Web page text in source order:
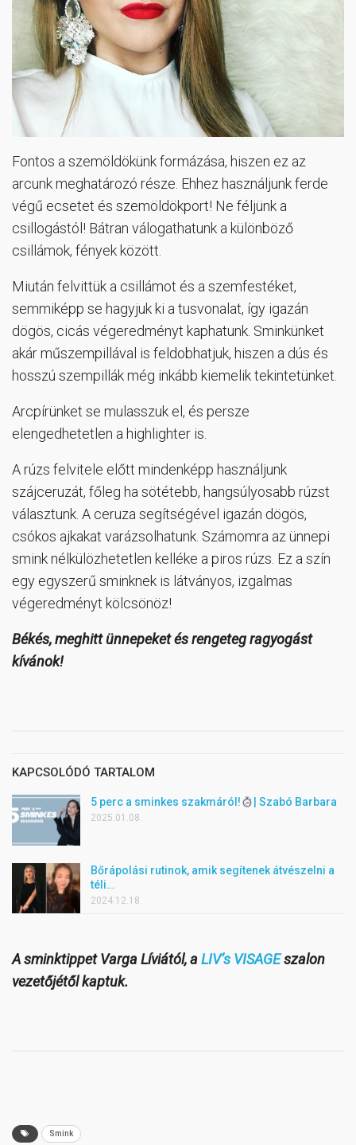
Fontos a szemöldökünk formázása, hiszen ez az
arcunk meghatározó része. Ehhez használjunk ferde
végű ecsetet és szemöldökport! Ne féljünk a
csillogástól! Bátran válogathatunk a különböző
csillámok, fények között.
Miután felvittük a csillámot és a szemfestéket,
semmiképp se hagyjuk ki a tusvonalat, így igazán
dögös, cicás végeredményt kaphatunk. Sminkünket
akár műszempillával is feldobhatjuk, hiszen a dús és
hosszú szempillák még inkább kiemelik tekintetünket.
Arcpírünket se mulasszuk el, és persze
elengedhetetlen a highlighter is.
A rúzs felvitele előtt mindenképp használjunk
szájceruzát, főleg ha sötétebb, hangsúlyosabb rúzst
választunk. A ceruza segítségével igazán dögös,
csókos ajkakat varázsolhatunk. Számomra az ünnepi
smink nélkülözhetetlen kelléke a piros rúzs. Ez a szín
egy egyszerű sminknek is látványos, izgalmas
végeredményt kölcsönöz!
Békés, meghitt ünnepeket és rengeteg ragyogást
kívánok!
KAPCSOLÓDÓ TARTALOM
5 perc a sminkes szakmáról! | Szabó Barbara
2025.01.08.
Bőrápolási rutinok, amik segítenek átvészelni a
téli…
2024.12.18.
A sminktippet Varga Líviától, aLIV’s VISAGEszalon
vezetőjétől kaptuk.
Smink